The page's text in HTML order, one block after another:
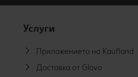
Услуги
Приложението на Kaufland
Доставка от Glovo